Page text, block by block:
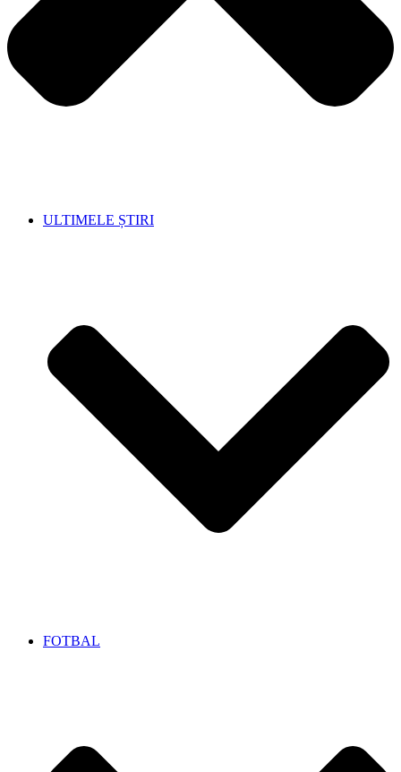
ULTIMELE ȘTIRI
FOTBAL